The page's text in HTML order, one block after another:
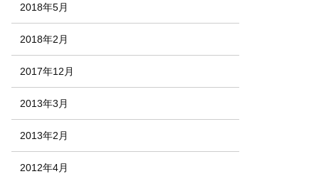
2018年5月
2018年2月
2017年12月
2013年3月
2013年2月
2012年4月